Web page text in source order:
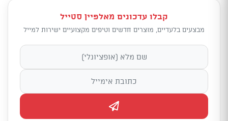
קבלו עדכונים מאלפיין סטייל
מבצעים בלעדיים, מוצרים חדשים וטיפים מקצועיים ישירות למייל